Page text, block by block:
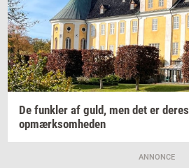
De funk­ler af guld, men det er deres
op­mærk­som­he­den
ANNONCE